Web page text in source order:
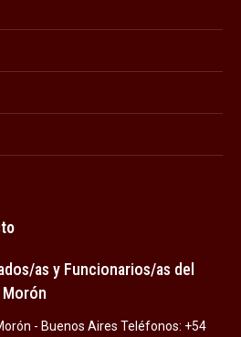
as y Funcionarios/as del
- Buenos Aires Teléfonos: +54